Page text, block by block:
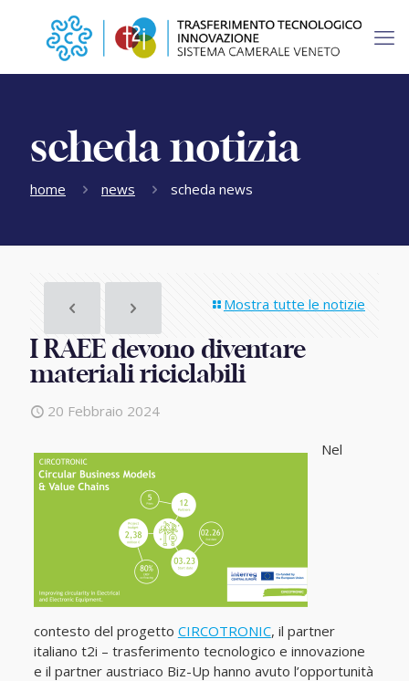
scheda notizia
home news scheda news
Mostra tutte le notizie
I RAEE devono diventare
materiali riciclabili
20 Febbraio 2024
Nel
contesto del progetto CIRCOTRONIC, il partner
italiano t2i – trasferimento tecnologico e innovazione
e il partner austriaco Biz-Up hanno avuto l’opportunità